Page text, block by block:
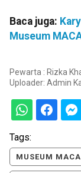
Baca juga:
Museum
Pewarta : Rizka
Uploader: Admin
Tags:
MUSEUM